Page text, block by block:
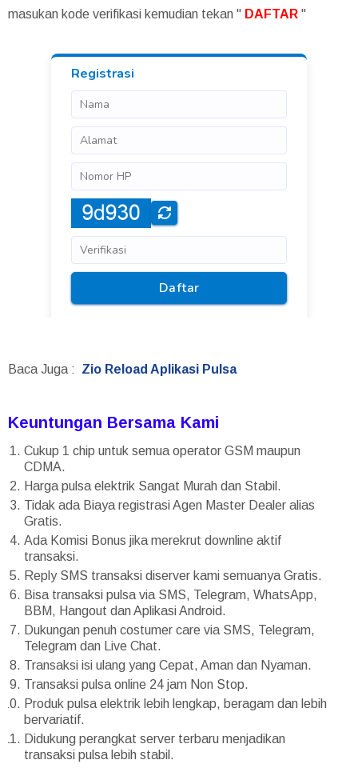
masukan kode verifikasi kemudian tekan " DAFTAR "
Baca Juga : Zio Reload Aplikasi Pulsa
Keuntungan Bersama Kami
Cukup 1 chip untuk semua operator GSM maupun
CDMA.
Harga pulsa elektrik Sangat Murah dan Stabil.
Tidak ada Biaya registrasi Agen Master Dealer alias
Gratis.
Ada Komisi Bonus jika merekrut downline aktif
transaksi.
Reply SMS transaksi diserver kami semuanya Gratis.
Bisa transaksi pulsa via SMS, Telegram, WhatsApp,
BBM, Hangout dan Aplikasi Android.
Dukungan penuh costumer care via SMS, Telegram,
Telegram dan Live Chat.
Transaksi isi ulang yang Cepat, Aman dan Nyaman.
Transaksi pulsa online 24 jam Non Stop.
Produk pulsa elektrik lebih lengkap, beragam dan lebih
bervariatif.
Didukung perangkat server terbaru menjadikan
transaksi pulsa lebih stabil.